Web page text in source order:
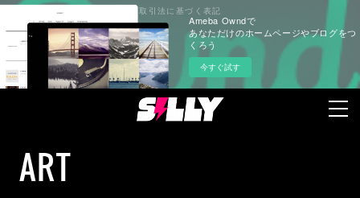
Ameba Owndで
あなただけのホームページやブログをつ
くろう
今すぐ試す
ART
プライバシーポリシー 特定商取引法に基づく表記